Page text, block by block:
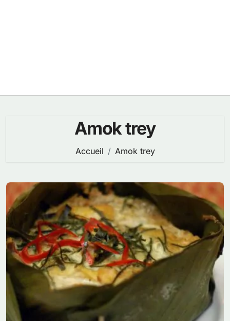
Amok trey
Accueil Amok trey